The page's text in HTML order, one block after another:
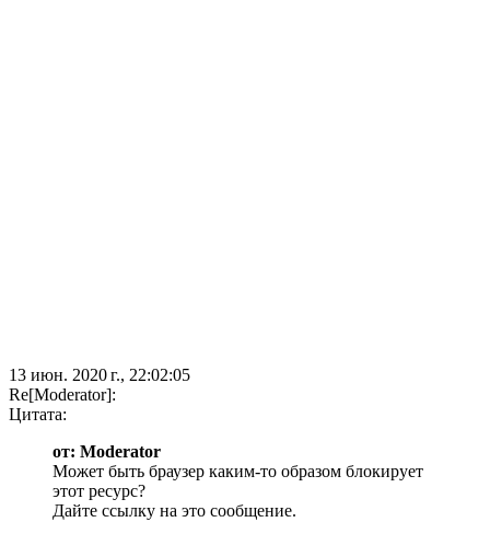
13 июн. 2020 г., 22:02:05
Re[Moderator]:
Цитата:
от: Moderator
Может быть браузер каким-то образом блокирует
этот ресурс?
Дайте ссылку на это сообщение.